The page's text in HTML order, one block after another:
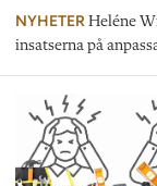
NYHETER Heléne
insatserna på